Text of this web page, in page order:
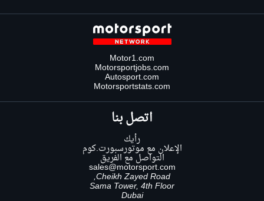
Motor1.com
Motorsportjobs.com
Autosport.com
Motorsportstats.com
اتصل بنا
رأيك
الإعلان مع موتورسبورت.كوم
التواصل مع الفريق
sales@motorsport.com
Cheikh Zayed Road,
Sama Tower, 4th Floor
Dubai